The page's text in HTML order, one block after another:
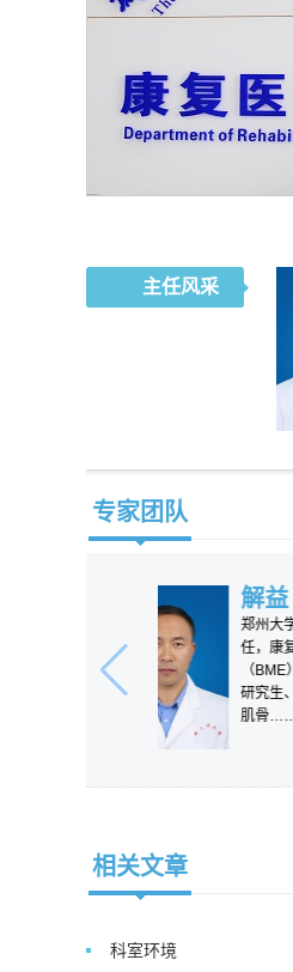
主任风采
专家团队
相关文章
科室环境